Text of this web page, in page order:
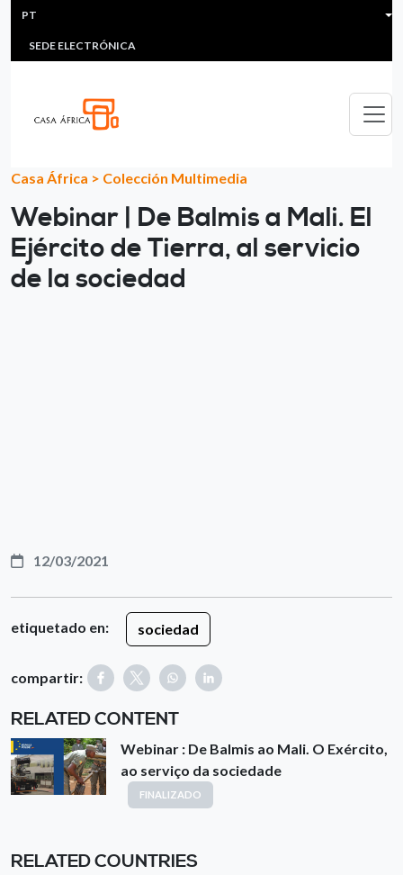
Passar para o conteúdo principal
HEADER MENU
MULTIMEDIA
SEDE ELECTRÓNICA
PT
Casa África > Colección Multimedia
Webinar | De Balmis a Mali. El
Ejército de Tierra, al servicio
de la sociedad
12/03/2021
etiquetado en: sociedad
compartir:
RELATED CONTENT
Webinar : De Balmis ao Mali. O Exército,
ao serviço da sociedade
FINALIZADO
RELATED COUNTRIES